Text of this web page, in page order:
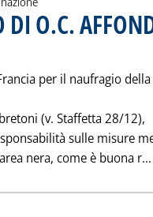
DI O.C.
per il naufragio della
(v. Staffetta 28/12),
sulle misure
nera, come è buona r...